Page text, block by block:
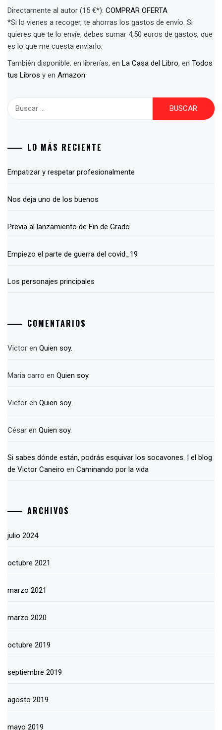
Directamente al autor (15 €*): COMPRAR OFERTA
*Si lo vienes a recoger, te ahorras los gastos de envío. Si
quieres que te lo envíe, debes sumar 4,50 euros de gastos, que
es lo que me cuesta enviarlo.
También disponible: en librerías, en La Casa del Libro, en Todos
tus Libros y en Amazon
LO MÁS RECIENTE
Empatizar y respetar profesionalmente
Nos deja uno de los buenos
Previa al lanzamiento de Fin de Grado
Empiezo el parte de guerra del covid_19
Los personajes principales
COMENTARIOS
Victor en Quien soy.
Maria carro en Quien soy.
Victor en Quien soy.
César en Quien soy.
Si sabes dónde están, podrás esquivar los socavones. | el blog
de Victor Caneiro en Caminando por la vida
ARCHIVOS
julio 2024
octubre 2021
marzo 2021
marzo 2020
octubre 2019
septiembre 2019
agosto 2019
mayo 2019